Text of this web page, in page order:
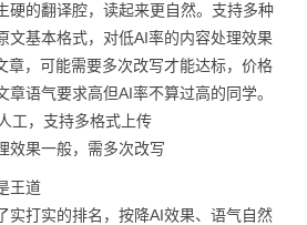
硬的翻译腔，读起来更自然。支持多种
文基本格式，对低AI率的内容处理效果
章，可能需要多次改写才能达标，价格
章语气要求高但AI率不算过高的同学。
工，支持多格式上传
效果一般，需多次改写
王道
实打实的排名，按降AI效果、语气自然